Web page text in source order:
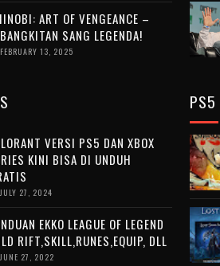
ART OF VENGEANCE –
SANG LEGENDA!
FEBRUARY 13, 2025
VERSI PS5 DAN XBOX
KINI BISA DI UNDUH
JULY 27, 2024
EKKO LEAGUE OF LEGEND
RIFT,SKILL,RUNES,EQUIP, DLL
JUNE 27, 2022
PS5